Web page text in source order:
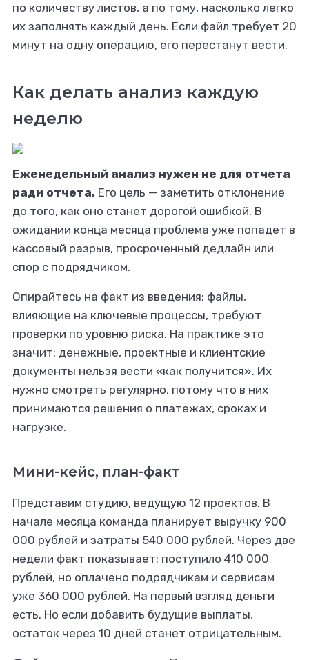
по количеству листов, а по тому, насколько легко
их заполнять каждый день. Если файл требует 20
минут на одну операцию, его перестанут вести.
Как делать анализ каждую
неделю
Еженедельный анализ нужен не для отчета
ради отчета. Его цель — заметить отклонение
до того, как оно станет дорогой ошибкой. В
ожидании конца месяца проблема уже попадет в
кассовый разрыв, просроченный дедлайн или
спор с подрядчиком.
Опирайтесь на факт из введения: файлы,
влияющие на ключевые процессы, требуют
проверки по уровню риска. На практике это
значит: денежные, проектные и клиентские
документы нельзя вести «как получится». Их
нужно смотреть регулярно, потому что в них
принимаются решения о платежах, сроках и
нагрузке.
Мини-кейс, план-факт
Представим студию, ведущую 12 проектов. В
начале месяца команда планирует выручку 900
000 рублей и затраты 540 000 рублей. Через две
недели факт показывает: поступило 410 000
рублей, но оплачено подрядчикам и сервисам
уже 360 000 рублей. На первый взгляд деньги
есть. Но если добавить будущие выплаты,
остаток через 10 дней станет отрицательным.